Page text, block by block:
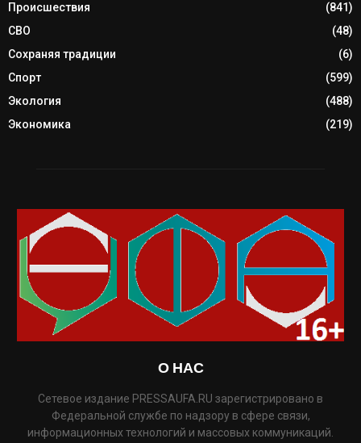
Происшествия
(841)
СВО
(48)
Сохраняя традиции
(6)
Спорт
(599)
Экология
(488)
Экономика
(219)
О НАС
Сетевое издание PRESSAUFA.RU зарегистрировано в
Федеральной службе по надзору в сфере связи,
информационных технологий и массовых коммуникаций.